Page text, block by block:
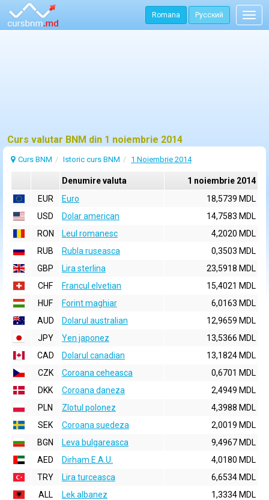
Romana Русский
Curs valutar BNM din 1 noiembrie 2014
Curs BNM Istoric curs BNM 1 Noiembrie 2014
Denumire valuta
1 noiembrie 2014
EUR
Euro
18,5739 MDL
USD
Dolar american
14,7583 MDL
RON
Leul romanesc
4,2020 MDL
RUB
Rubla ruseasca
0,3503 MDL
GBP
Lira sterlina
23,5918 MDL
CHF
Francul elvetian
15,4021 MDL
HUF
Forint maghiar
6,0163 MDL
AUD
Dolarul australian
12,9659 MDL
JPY
Yen japonez
13,5366 MDL
CAD
Dolarul canadian
13,1824 MDL
CZK
Coroana ceheasca
0,6701 MDL
DKK
Coroana daneza
2,4949 MDL
PLN
Zlotul polonez
4,3988 MDL
SEK
Coroana suedeza
2,0019 MDL
BGN
Leva bulgareasca
9,4967 MDL
AED
Dirham E.A.U.
4,0180 MDL
TRY
Lira turceasca
6,6534 MDL
ALL
Lek albanez
1,3334 MDL